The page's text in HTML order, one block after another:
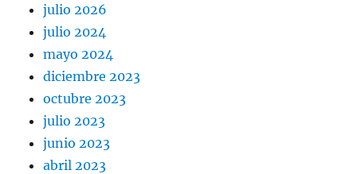
julio 2026
julio 2024
mayo 2024
diciembre 2023
octubre 2023
julio 2023
junio 2023
abril 2023